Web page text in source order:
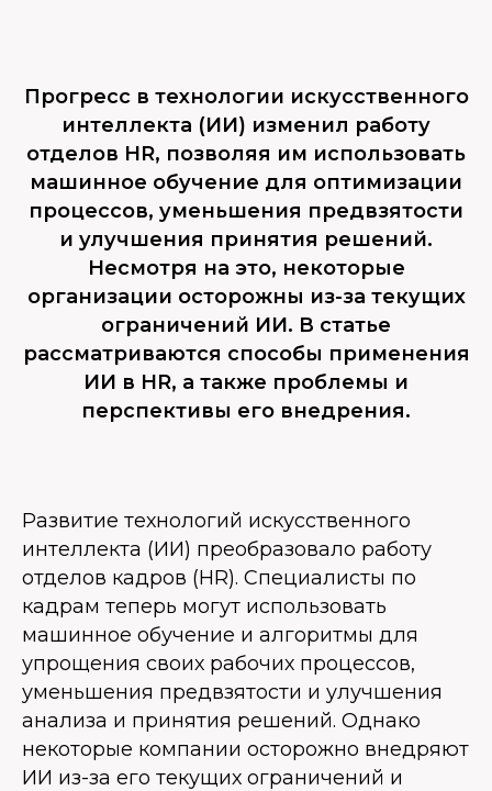
Прогресс в технологии искусственного
интеллекта (ИИ) изменил работу
отделов HR, позволяя им использовать
машинное обучение для оптимизации
процессов, уменьшения предвзятости
и улучшения принятия решений.
Несмотря на это, некоторые
организации осторожны из-за текущих
ограничений ИИ. В статье
рассматриваются способы применения
ИИ в HR, а также проблемы и
перспективы его внедрения.
Развитие технологий искусственного
интеллекта (ИИ) преобразовало работу
отделов кадров (HR). Специалисты по
кадрам теперь могут использовать
машинное обучение и алгоритмы для
упрощения своих рабочих процессов,
уменьшения предвзятости и улучшения
анализа и принятия решений. Однако
некоторые компании осторожно внедряют
ИИ из-за его текущих ограничений и